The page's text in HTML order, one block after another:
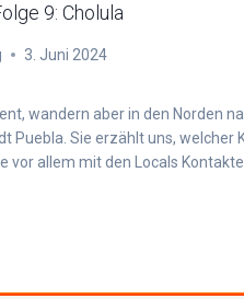
9: Cholula
3. Juni 2024
wandern aber in den Norden
Puebla. Sie erzählt uns, welcher
allem mit den Locals